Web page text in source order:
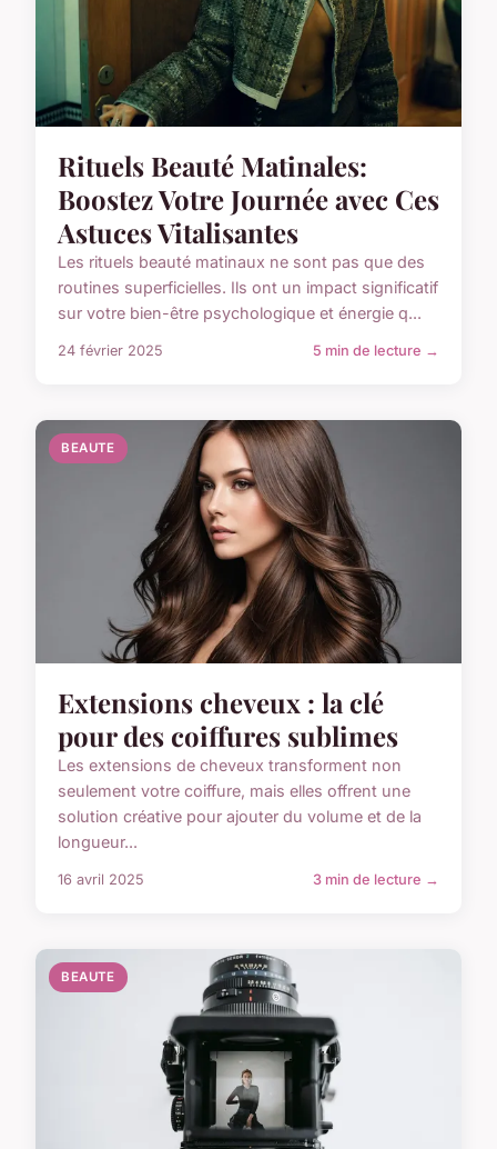
Rituels Beauté Matinales:
Boostez Votre Journée avec Ces
Astuces Vitalisantes
Les rituels beauté matinaux ne sont pas que des
routines superficielles. Ils ont un impact significatif
sur votre bien-être psychologique et énergie q...
24 février 2025 5 min de lecture →
BEAUTE
Extensions cheveux : la clé
pour des coiffures sublimes
Les extensions de cheveux transforment non
seulement votre coiffure, mais elles offrent une
solution créative pour ajouter du volume et de la
longueur...
16 avril 2025 3 min de lecture →
BEAUTE